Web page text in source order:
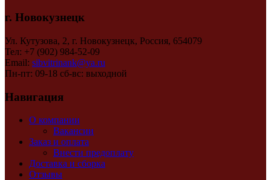
г. Новокузнецк
Ул. Кутузова, 2, г. Новокузнецк, Россия, 654079
Тел: +7 (902) 984-52-09
Email: sibvitrinank@ya.ru
Пн-пт: 09-18 сб-вс: выходной
Навигация
О компании
Вакансии
Заказ и оплата
Внести предоплату
Доставка и сборка
Отзывы